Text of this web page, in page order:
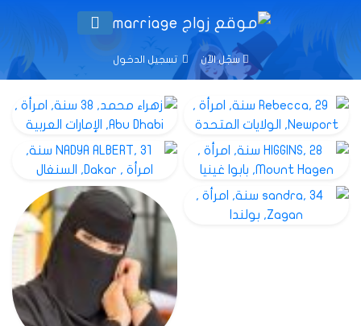
سجّل الآن تسجيل الدخول